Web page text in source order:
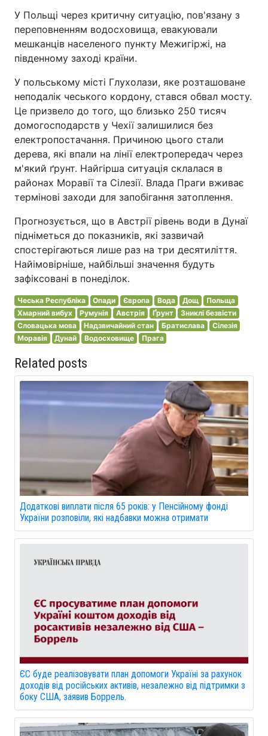
У Польщі через критичну ситуацію, пов'язану з
переповненням водосховища, евакуювали
мешканців населеного пункту Межигіржі, на
південному заході країни.
У польському місті Глухолази, яке розташоване
неподалік чеського кордону, стався обвал мосту.
Це призвело до того, що близько 250 тисяч
домогосподарств у Чехії залишилися без
електропостачання. Причиною цього стали
дерева, які впали на лінії електропередач через
м'який ґрунт. Найгірша ситуація склалася в
районах Моравії та Сілезії. Влада Праги вживає
термінові заходи для запобігання затоплення.
Прогнозується, що в Австрії рівень води в Дунаї
підніметься до показників, які зазвичай
спостерігаються лише раз на три десятиліття.
Найімовірніше, найбільші значення будуть
зафіксовані в понеділок.
Чеська Республіка Опади Європа Вода Дощ
Польща
Хмарний вибух
Румунія Австрія Ґрунт
Зниклі безвісти
Словацька мова
Надзвичайний стан Братислава
Сілезія
Моравія
Дунай Водосховище Прага
Related posts
Додаткові виплати після 65 років: у Пенсійному фонді
України розповіли, які надбавки можна отримати
ЄС буде реалізовувати план допомоги Україні за рахунок
доходів від російських активів, незалежно від підтримки з
боку США, заявив Боррель.